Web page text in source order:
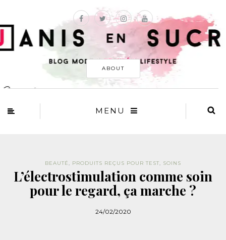
ABOUT
MENU
BEAUTÉ, PRODUITS REÇUS POUR TEST, SOINS
L’électrostimulation comme soin
pour le regard, ça marche ?
24/02/2020